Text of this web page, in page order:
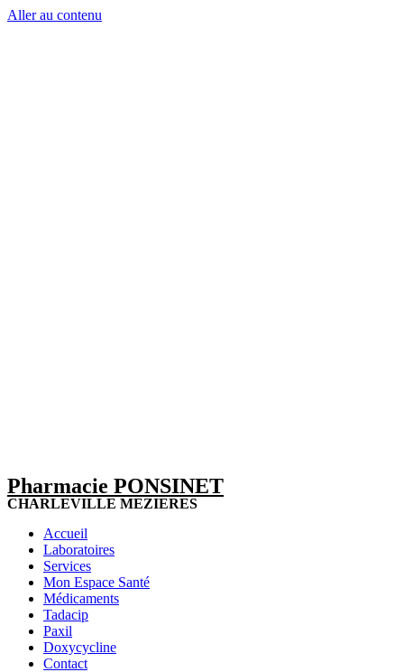
Aller au contenu
Pharmacie PONSINET
CHARLEVILLE MEZIERES
Accueil
Laboratoires
Services
Mon Espace Santé
Médicaments
Tadacip
Paxil
Doxycycline
Contact